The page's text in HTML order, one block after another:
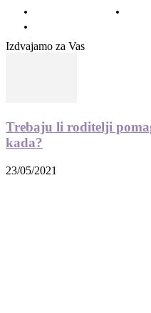
Izdvajamo za Vas
Trebaju li roditelji
kada?
23/05/2021